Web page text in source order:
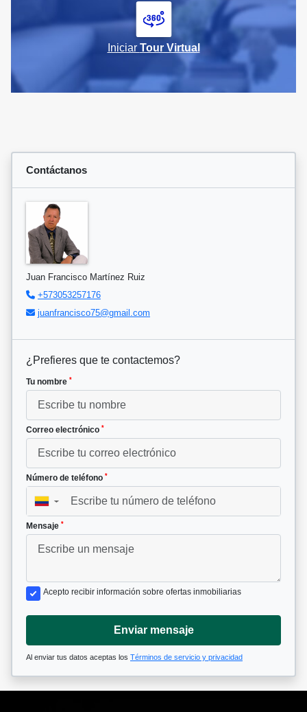
Iniciar Tour Virtual
Contáctanos
Juan Francisco Martínez Ruiz
+573053257176
juanfrancisco75@gmail.com
¿Prefieres que te contactemos?
Tu nombre *
Correo electrónico *
Número de teléfono *
▼
Mensaje *
Acepto recibir información sobre ofertas inmobiliarias
Enviar mensaje
Al enviar tus datos aceptas los Términos de servicio y privacidad